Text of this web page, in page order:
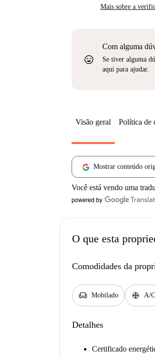
Mais sobre a
sentiment_very_satisfied
Com alguma
Se tiver alguma
aqui para ajudar.
Visão geral Política de
Mostrar conteúdo
Você está vendo uma
O que esta
Comodidades da
chair Mobilado ac_unit A/C
Detalhes
Certificado